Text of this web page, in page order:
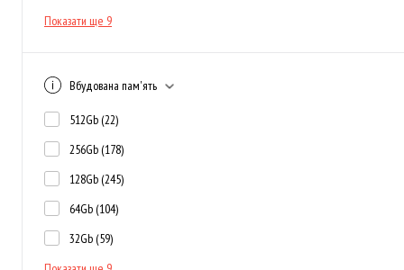
Показати ще 9
Вбудована пам'ять
512Gb (22)
256Gb (178)
128Gb (245)
64Gb (104)
32Gb (59)